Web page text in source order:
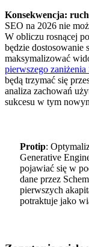
Konsekwencja:
SEO na 2026 nie
W obliczu rosnącej
będzie dostosowanie
maksymalizować
pierwszego
będą trzymać się
analiza zachowań
sukcesu w tym
Protip:
Generative
pojawiać się w
dane przez
pierwszych
potraktuje jako